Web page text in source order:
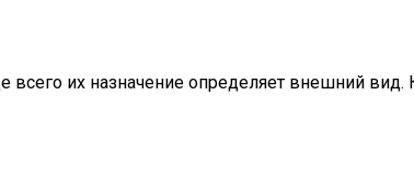
их назначение определяет внешний